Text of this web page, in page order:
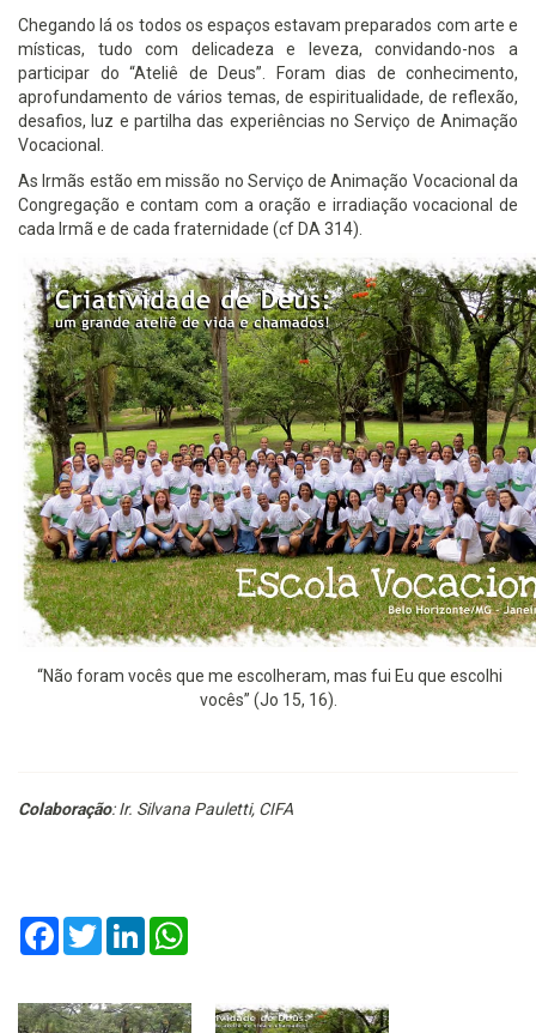
Chegando lá os todos os espaços estavam preparados com arte e
místicas, tudo com delicadeza e leveza, convidando-nos a
participar do “Ateliê de Deus”. Foram dias de conhecimento,
aprofundamento de vários temas, de espiritualidade, de reflexão,
desafios, luz e partilha das experiências no Serviço de Animação
Vocacional.
As Irmãs estão em missão no Serviço de Animação Vocacional da
Congregação e contam com a oração e irradiação vocacional de
cada Irmã e de cada fraternidade (cf DA 314).
“Não foram vocês que me escolheram, mas fui Eu que escolhi
vocês” (Jo 15, 16).
Colaboração: Ir. Silvana Pauletti, CIFA
FacebookTwitterLinkedIn